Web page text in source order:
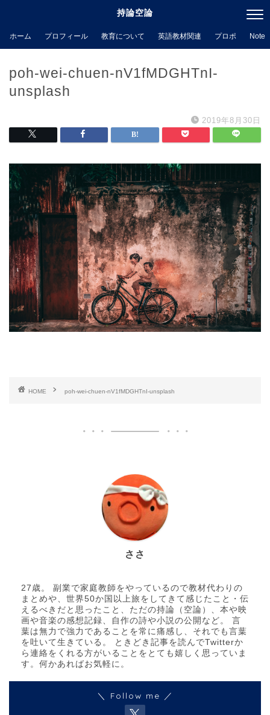
持論空論
ホーム プロフィール 教育について 英語教材関連 プロポ Note
poh-wei-chuen-nV1fMDGHTnI-
unsplash
2019年8月30日
HOME poh-wei-chuen-nV1fMDGHTnI-unsplash
ささ
27歳。 副業で家庭教師をやっているので教材代わりの
まとめや、世界50か国以上旅をしてきて感じたこと・伝
えるべきだと思ったこと、ただの持論（空論）、本や映
画や音楽の感想記録、自作の詩や小説の公開など。 言
葉は無力で強力であることを常に痛感し、それでも言葉
を吐いて生きている。 ときどき記事を読んでTwitterか
ら連絡をくれる方がいることをとても嬉しく思っていま
す。何かあればお気軽に。
＼ Follow me ／